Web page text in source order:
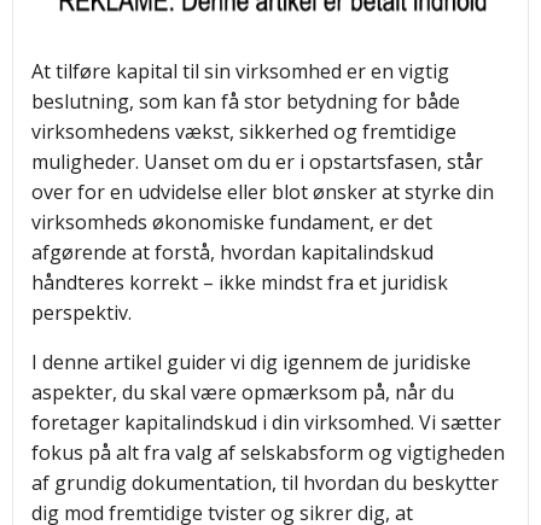
At tilføre kapital til sin virksomhed er en vigtig
beslutning, som kan få stor betydning for både
virksomhedens vækst, sikkerhed og fremtidige
muligheder. Uanset om du er i opstartsfasen, står
over for en udvidelse eller blot ønsker at styrke din
virksomheds økonomiske fundament, er det
afgørende at forstå, hvordan kapitalindskud
håndteres korrekt – ikke mindst fra et juridisk
perspektiv.
I denne artikel guider vi dig igennem de juridiske
aspekter, du skal være opmærksom på, når du
foretager kapitalindskud i din virksomhed. Vi sætter
fokus på alt fra valg af selskabsform og vigtigheden
af grundig dokumentation, til hvordan du beskytter
dig mod fremtidige tvister og sikrer dig, at